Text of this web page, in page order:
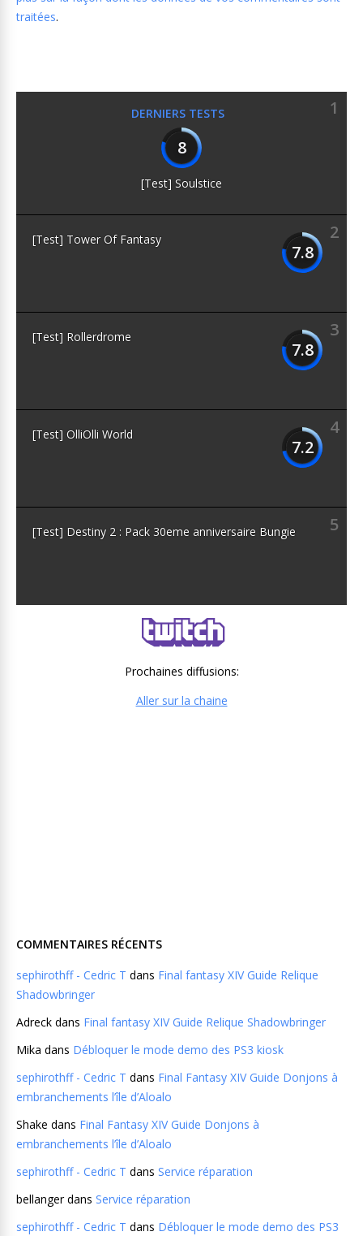
traitées.
DERNIERS TESTS
1
8
[Test] Soulstice
2
7.8
[Test] Tower Of Fantasy
3
7.8
[Test] Rollerdrome
4
7.2
[Test] OlliOlli World
5
[Test] Destiny 2 : Pack 30eme anniversaire Bungie
Prochaines diffusions:
Aller sur la chaine
COMMENTAIRES RÉCENTS
sephirothff - Cedric T dans Final fantasy XIV Guide Relique
Shadowbringer
Adreck dans Final fantasy XIV Guide Relique Shadowbringer
Mika dans Débloquer le mode demo des PS3 kiosk
sephirothff - Cedric T dans Final Fantasy XIV Guide Donjons à
embranchements l’île d’Aloalo
Shake dans Final Fantasy XIV Guide Donjons à
embranchements l’île d’Aloalo
sephirothff - Cedric T dans Service réparation
bellangerdans Service réparation
sephirothff - Cedric T dans Débloquer le mode demo des PS3